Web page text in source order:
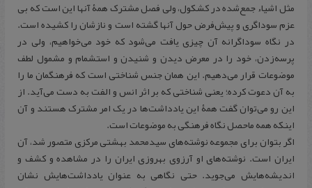
مثل اشیاء جمع‌شده در کشکول، ولی فصل مشترک همۀ آنها این است که بی‌
عزم سوداگری و پیش‌فرض حول آنها گشته‌ است و نازشان را کشیده‌ است.
در نگاه سوداگرانه آن چیزی یافت می‌شود که خود می‌خواهیم، ولی در
پرسه‌زدن، خود را در معرض دیدن و شنیدن و استشمام و مشمول لطف
موضوعات قرار می‌دهیم. این همان جنس شناختی است که فرهنگمان ما را
به آن دعوت کرده؛ یعنی شناختی که بر اثر انس و الفت به دست می‌آید. از
این رو می‌توان گفت همۀ این یادداشت‌ها در یک امر مشترک هستند و آن
اینکه همه‌ ماحصل نگاه فرهنگی به موضوعات‌ است.
اگر بتوان برای مجموعه نوشته‌های سیدمحمد بهشتی مرکزی متصور شد، آن
ایران است. نوشته‌های او آرزوی بهروزی ایران را در مشاهده و کشف و
اندیشه‌هایش می‌جوید. حتی نگاهی به عنوان یادداشت‌هایش نشان